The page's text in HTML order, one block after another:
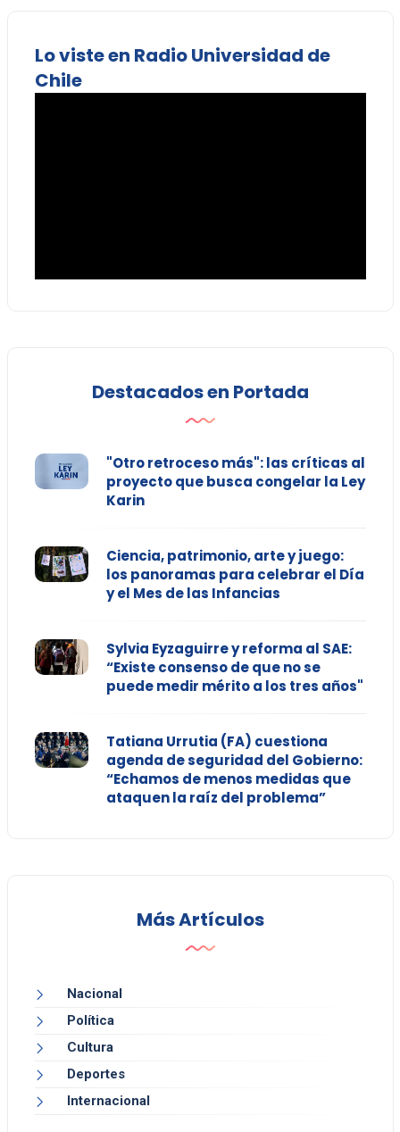
Lo viste en Radio Universidad de
Chile
Destacados en Portada
"Otro retroceso más": las críticas al
proyecto que busca congelar la Ley
Karin
Ciencia, patrimonio, arte y juego:
los panoramas para celebrar el Día
y el Mes de las Infancias
Sylvia Eyzaguirre y reforma al SAE:
“Existe consenso de que no se
puede medir mérito a los tres años"
Tatiana Urrutia (FA) cuestiona
agenda de seguridad del Gobierno:
“Echamos de menos medidas que
ataquen la raíz del problema”
Más Artículos
Nacional
Política
Cultura
Deportes
Internacional